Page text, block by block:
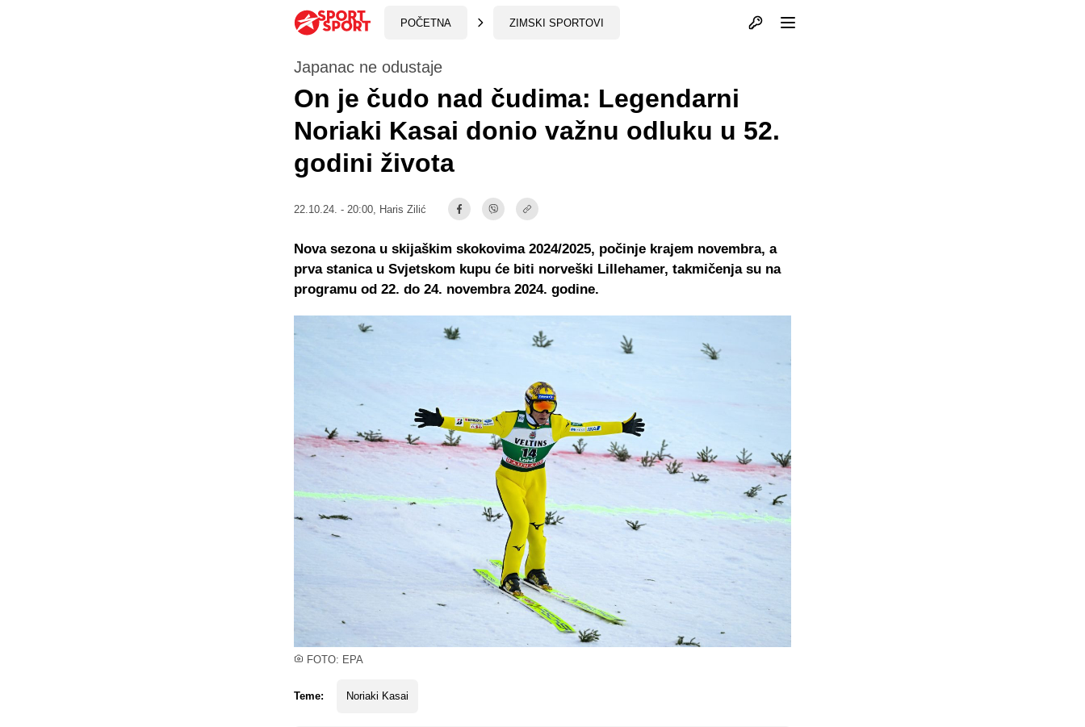
POČETNA ZIMSKI SPORTOVI Otvori profil
FOTO: EPA
Japanac ne odustaje
On je čudo nad čudima: Legendarni
Noriaki Kasai donio važnu odluku u 52.
godini života
22.10.24. - 20:00, Haris Zilić
Teme: Noriaki Kasai
Nova sezona u skijaškim skokovima 2024/2025, počinje krajem novembra, a
prva stanica u Svjetskom kupu će biti norveški Lillehamer, takmičenja su na
programu od 22. do 24. novembra 2024. godine.